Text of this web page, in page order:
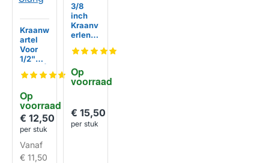
HUISMERK
Op
voorraad
Kraanw
artel
Voor
1/2"
6,35m
Slang
€ 12,50
per stuk
Vanaf
€ 11,50
HUISMERK
Op
voorraad
3/8
inch
Kraanv
erlengi
Kogelkr
€ 15,50
per stuk